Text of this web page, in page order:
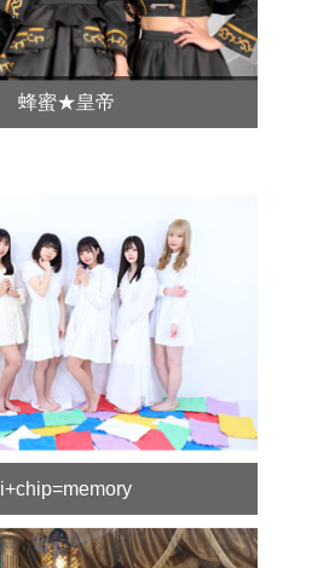
蜂蜜★皇帝
i+chip=memory